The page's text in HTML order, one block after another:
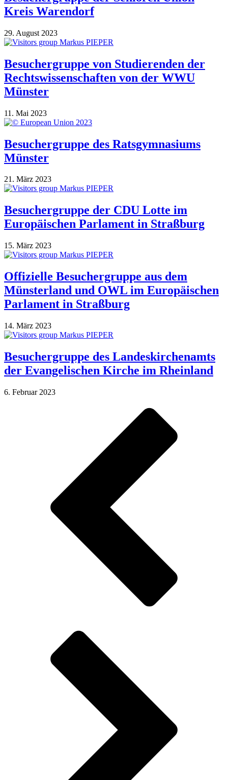
Kreis Warendorf
29. August 2023
Besuchergruppe von Studierenden der
Rechtswissenschaften von der WWU
Münster
11. Mai 2023
Besuchergruppe des Ratsgymnasiums
Münster
21. März 2023
Besuchergruppe der CDU Lotte im
Europäischen Parlament in Straßburg
15. März 2023
Offizielle Besuchergruppe aus dem
Münsterland und OWL im Europäischen
Parlament in Straßburg
14. März 2023
Besuchergruppe des Landeskirchenamts
der Evangelischen Kirche im Rheinland
6. Februar 2023